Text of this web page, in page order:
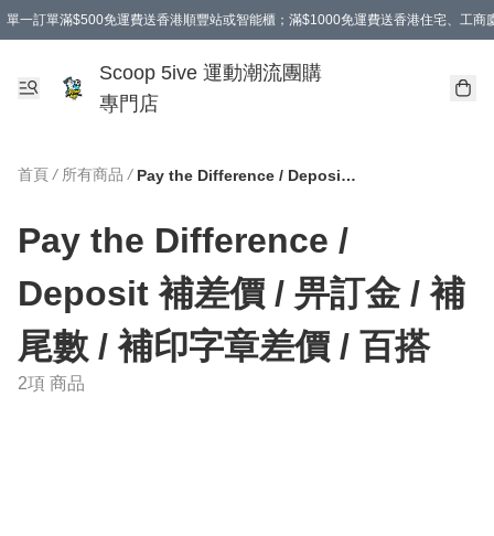
單一訂單滿$500免運費送香港順豐站或智能櫃；滿$1000免運費送香港住宅、工商
Scoop 5ive 運動潮流團購
專門店
首頁 / 所有商品 / Pay the Difference / Deposit 補差價 / 畀訂金 / 補尾數 / 補印字章差價 / 百搭
Pay the Difference /
Deposit 補差價 / 畀訂金 / 補
尾數 / 補印字章差價 / 百搭
2項 商品